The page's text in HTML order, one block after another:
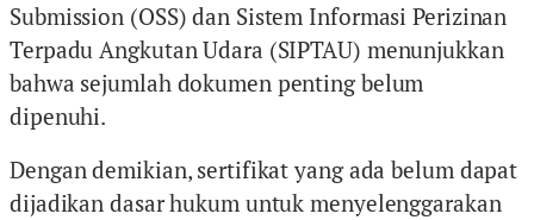
Submission (OSS) dan Sistem Informasi Perizinan
Terpadu Angkutan Udara (SIPTAU) menunjukkan
bahwa sejumlah dokumen penting belum
dipenuhi.
Dengan demikian, sertifikat yang ada belum dapat
dijadikan dasar hukum untuk menyelenggarakan